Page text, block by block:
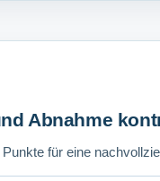
Abnahme
für eine